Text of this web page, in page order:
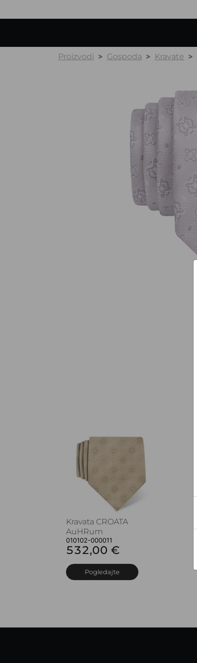
Proizvodi Gospoda Kravate
Kravata CROATA
AuHRum
010102-000011
532,00 €
Pogledajte